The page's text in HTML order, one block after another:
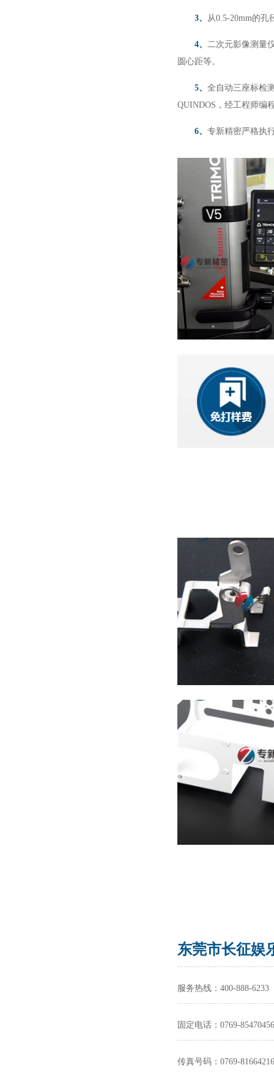
3、 从0.5-20mm的
4、
二次元影像测量
圆心距等。
5、 全自动三座标检
QUINDOS，经工程师编
6、 专新精密严格执
东莞市长征娱
服务热线：400-888-6233
固定电话：0769-85470456
传真号码：0769-81664216